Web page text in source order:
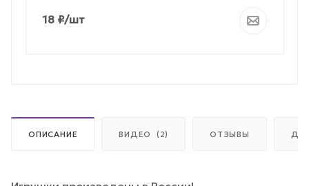
18 ₽/шт
ОПИСАНИЕ ВИДЕО (2) ОТЗЫВЫ